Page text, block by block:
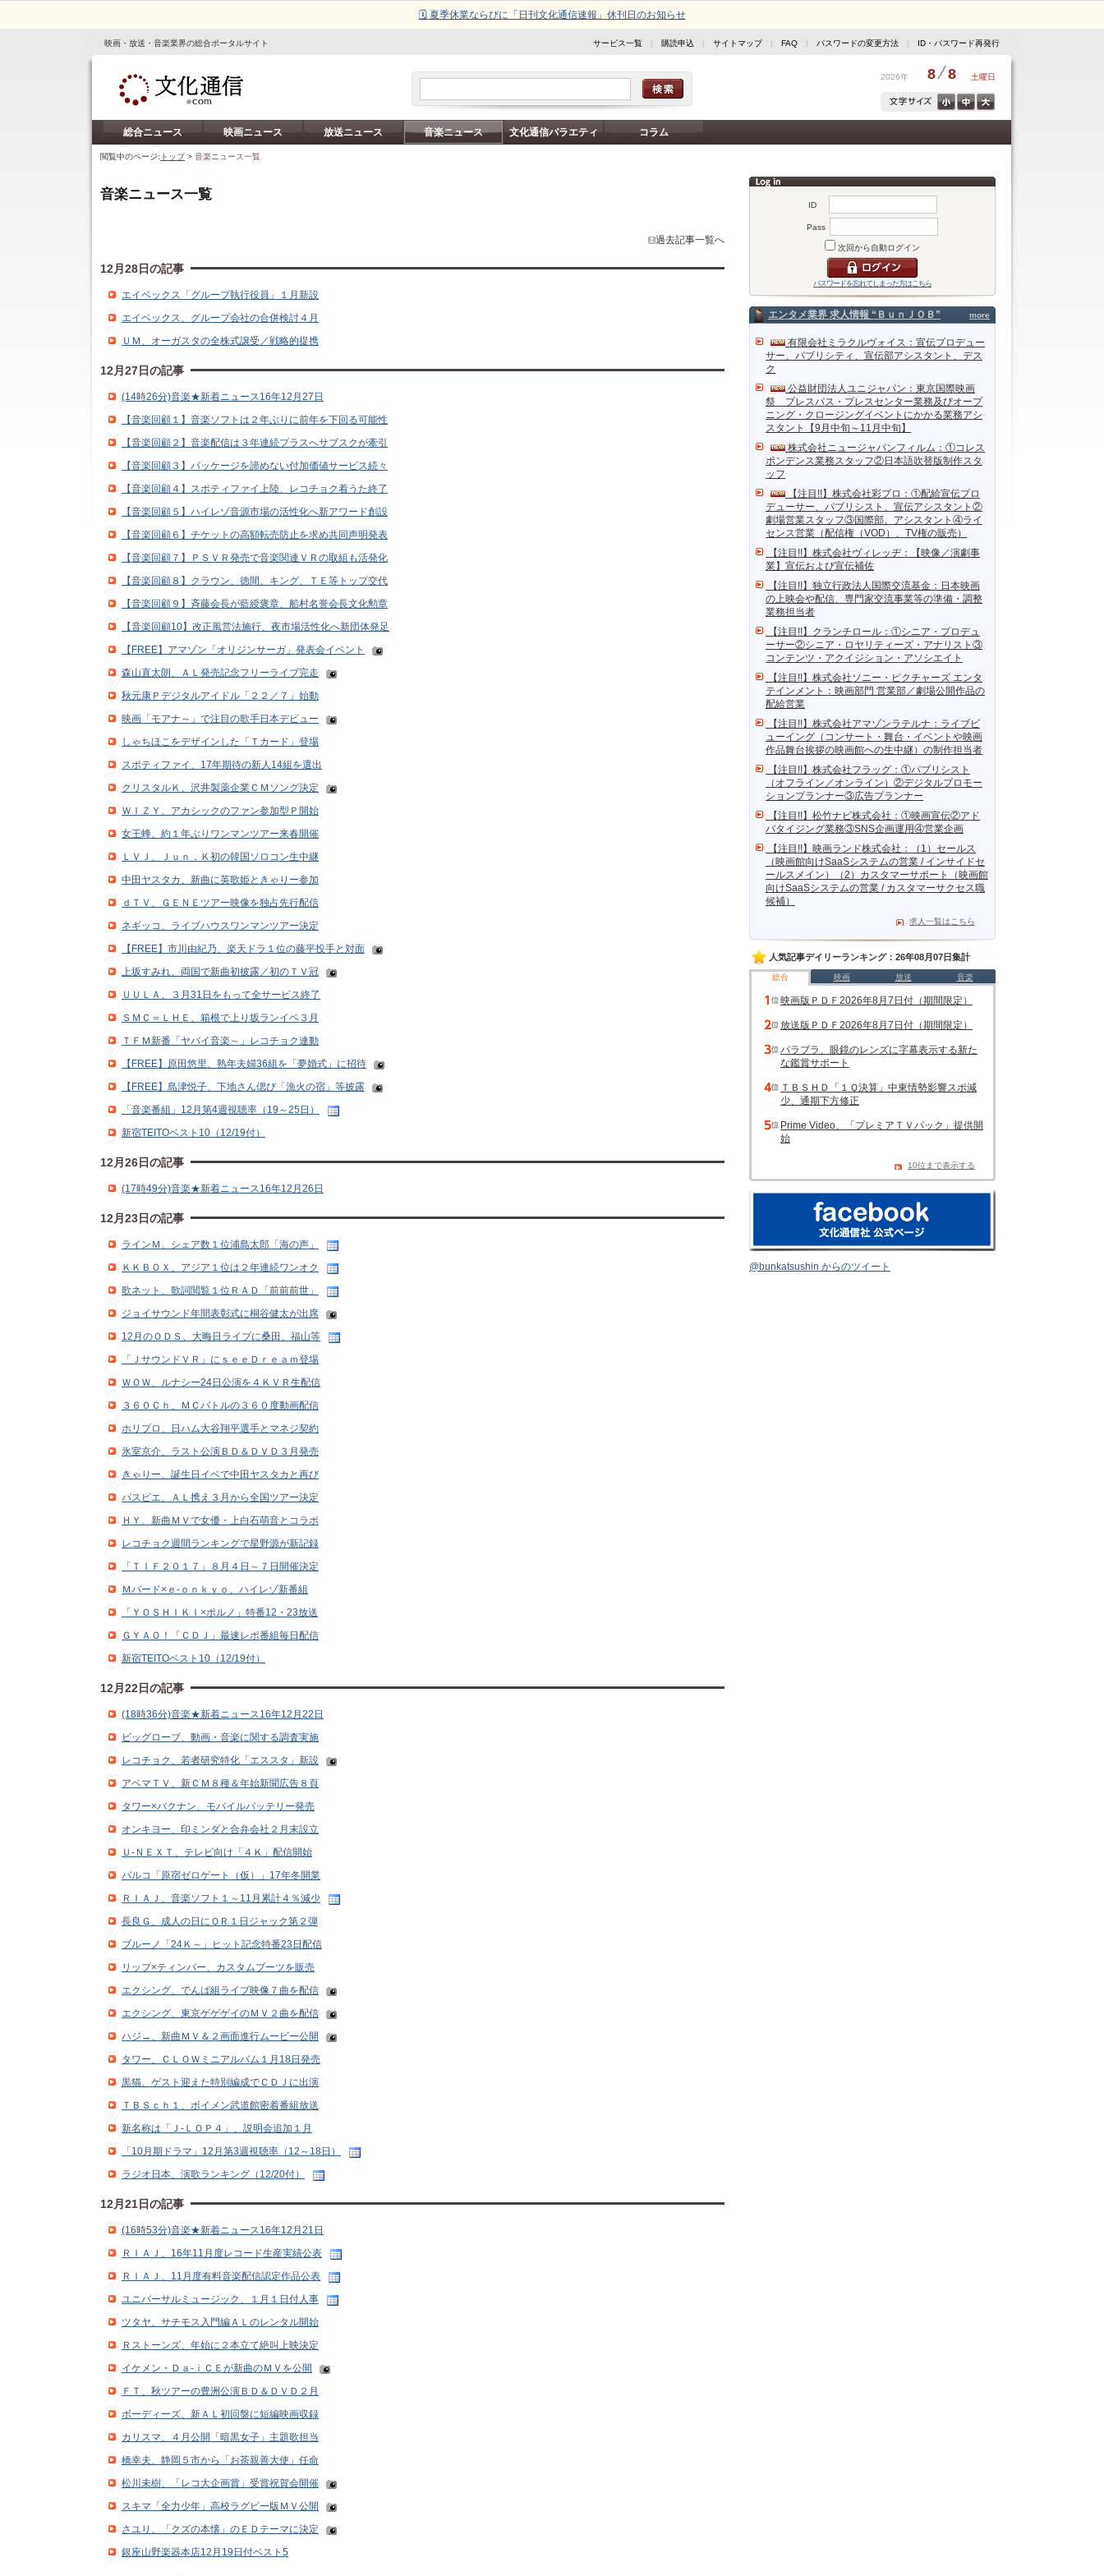
🗓️ 夏季休業ならびに「日刊文化通信速報」休刊日のお知らせ
映画・放送・音楽業界の総合ポータルサイト サービス一覧 | 購読申込 | サイトマップ| FAQ | パスワードの変更方法 | ID・パスワード再発行
2026年 8 8 土曜日
総合ニュース 映画ニュース 放送ニュース 音楽ニュース 文化通信バラエティ コラム
閲覧中のページ: トップ> 音楽ニュース一覧
ID
Pass
次回から自動ログイン
パスワードを忘れてしまった方はこちら
more
エンタメ業界 求人情報 “ＢｕｎＪＯＢ”
有限会社ミラクルヴォイス：宣伝プロデュー
サー、パブリシティ、宣伝部アシスタント、デス
ク
公益財団法人ユニジャパン：東京国際映画
祭 プレスパス・プレスセンター業務及びオープ
ニング・クロージングイベントにかかる業務アシ
スタント【9月中旬～11月中旬】
株式会社ニュージャパンフィルム：①コレス
ポンデンス業務スタッフ②日本語吹替版制作スタ
ッフ
【注目!!】株式会社彩プロ：①配給宣伝プロ
デューサー、パブリシスト、宣伝アシスタント②
劇場営業スタッフ③国際部、アシスタント④ライ
センス営業（配信権（VOD）、TV権の販売）
【注目!!】株式会社ヴィレッヂ：【映像／演劇事
業】宣伝および宣伝補佐
【注目!!】独立行政法人国際交流基金：日本映画
の上映会や配信、専門家交流事業等の準備・調整
業務担当者
【注目!!】クランチロール：①シニア・プロデュ
ーサー②シニア・ロヤリティーズ・アナリスト③
コンテンツ・アクイジション・アソシエイト
【注目!!】株式会社ソニー・ピクチャーズ エンタ
テインメント：映画部門 営業部／劇場公開作品の
配給営業
【注目!!】株式会社アマゾンラテルナ：ライブビ
ューイング（コンサート・舞台・イベントや映画
作品舞台挨拶の映画館への生中継）の制作担当者
【注目!!】株式会社フラッグ：①パブリシスト
（オフライン／オンライン）②デジタルプロモー
ションプランナー③広告プランナー
【注目!!】松竹ナビ株式会社：①映画宣伝②アド
バタイジング業務③SNS企画運用④営業企画
【注目!!】映画ランド株式会社：（1）セールス
（映画館向けSaaSシステムの営業 / インサイドセ
ールスメイン）（2）カスタマーサポート（映画館
向けSaaSシステムの営業 / カスタマーサクセス職
候補）
求人一覧はこちら
人気記事デイリーランキング：26年08月07日集計
総合 映画 放送 音楽
映画版ＰＤＦ2026年8月7日付（期間限定）
放送版ＰＤＦ2026年8月7日付（期間限定）
パラブラ、眼鏡のレンズに字幕表示する新た
な鑑賞サポート
ＴＢＳＨＤ「１Ｑ決算」中東情勢影響スポ減
少、通期下方修正
Prime Video、「プレミアＴＶパック」提供開
始
10位まで表示する
@bunkatsushin からのツイート
音楽ニュース一覧
過去記事一覧へ
12月28日の記事
エイベックス「グループ執行役員」１月新設
エイベックス、グループ会社の合併検討４月
ＵＭ、オーガスタの全株式譲受／戦略的提携
12月27日の記事
(14時26分)音楽★新着ニュース16年12月27日
【音楽回顧１】音楽ソフトは２年ぶりに前年を下回る可能性
【音楽回顧２】音楽配信は３年連続プラスへサブスクが牽引
【音楽回顧３】パッケージを諦めない付加価値サービス続々
【音楽回顧４】スポティファイ上陸、レコチョク着うた終了
【音楽回顧５】ハイレゾ音源市場の活性化へ新アワード創設
【音楽回顧６】チケットの高額転売防止を求め共同声明発表
【音楽回顧７】ＰＳＶＲ発売で音楽関連ＶＲの取組も活発化
【音楽回顧８】クラウン、徳間、キング、ＴＥ等トップ交代
【音楽回顧９】斉藤会長が藍綬褒章、船村名誉会長文化勲章
【音楽回顧10】改正風営法施行、夜市場活性化へ新団体発足
【FREE】アマゾン「オリジンサーガ」発表会イベント
森山直太朗、ＡＬ発売記念フリーライブ完走
秋元康Ｐデジタルアイドル「２２／７」始動
映画「モアナ～」で注目の歌手日本デビュー
しゃちほこをデザインした「Ｔカード」登場
スポティファイ、17年期待の新人14組を選出
クリスタルＫ、沢井製薬企業ＣＭソング決定
ＷＩＺＹ、アカシックのファン参加型Ｐ開始
女王蜂、約１年ぶりワンマンツアー来春開催
ＬＶＪ、Ｊｕｎ．Ｋ初の韓国ソロコン生中継
中田ヤスタカ、新曲に英歌姫ときゃりー参加
ｄＴＶ、ＧＥＮＥツアー映像を独占先行配信
ネギッコ、ライブハウスワンマンツアー決定
【FREE】市川由紀乃、楽天ドラ１位の藤平投手と対面
上坂すみれ、両国で新曲初披露／初のＴＶ冠
ＵＵＬＡ、３月31日をもって全サービス終了
ＳＭＣ＝ＬＨＥ、箱根で上り坂ランイベ３月
ＴＦＭ新番「ヤバイ音楽～」レコチョク連動
【FREE】原田悠里、熟年夫婦36組を「夢婚式」に招待
【FREE】島津悦子、下地さん偲び「漁火の宿」等披露
「音楽番組」12月第4週視聴率（19～25日）
新宿TEITOベスト10（12/19付）
12月26日の記事
(17時49分)音楽★新着ニュース16年12月26日
12月23日の記事
ラインＭ、シェア数１位浦島太郎「海の声」
ＫＫＢＯＸ、アジア１位は２年連続ワンオク
歌ネット、歌詞閲覧１位ＲＡＤ「前前前世」
ジョイサウンド年間表彰式に桐谷健太が出席
12月のＯＤＳ、大晦日ライブに桑田、福山等
「ＪサウンドＶＲ」にｓｅｅＤｒｅａｍ登場
ＷＯＷ、ルナシー24日公演を４ＫＶＲ生配信
３６０Ｃｈ、ＭＣバトルの３６０度動画配信
ホリプロ、日ハム大谷翔平選手とマネジ契約
氷室京介、ラスト公演ＢＤ＆ＤＶＤ３月発売
きゃりー、誕生日イベで中田ヤスタカと再び
パスピエ、ＡＬ携え３月から全国ツアー決定
ＨＹ、新曲ＭＶで女優・上白石萌音とコラボ
レコチョク週間ランキングで星野源が新記録
「ＴＩＦ２０１７」８月４日～７日開催決定
Ｍバード×ｅ‐ｏｎｋｙｏ、ハイレゾ新番組
「ＹＯＳＨＩＫＩ×ポルノ」特番12・23放送
ＧＹＡＯ！「ＣＤＪ」最速レポ番組毎日配信
新宿TEITOベスト10（12/19付）
12月22日の記事
(18時36分)音楽★新着ニュース16年12月22日
ビッグローブ、動画・音楽に関する調査実施
レコチョク、若者研究特化「エススタ」新設
アベマＴＶ、新ＣＭ８種＆年始新聞広告８頁
タワー×バクナン、モバイルバッテリー発売
オンキヨー、印ミンダと合弁会社２月末設立
Ｕ‐ＮＥＸＴ、テレビ向け「４Ｋ」配信開始
パルコ「原宿ゼロゲート（仮）」17年冬開業
ＲＩＡＪ、音楽ソフト１～11月累計４％減少
長良Ｇ、成人の日にＱＲ１日ジャック第２弾
ブルーノ「24Ｋ～」ヒット記念特番23日配信
リップ×ティンバー、カスタムブーツを販売
エクシング、でんぱ組ライブ映像７曲を配信
エクシング、東京ゲゲゲイのＭＶ２曲を配信
ハジ→、新曲ＭＶ＆２画面進行ムービー公開
タワー、ＣＬＯＷミニアルバム１月18日発売
黒猫、ゲスト迎えた特別編成でＣＤＪに出演
ＴＢＳｃｈ１、ボイメン武道館密着番組放送
新名称は「Ｊ‐ＬＯＰ４」、説明会追加１月
「10月期ドラマ」12月第3週視聴率（12～18日）
ラジオ日本、演歌ランキング（12/20付）
12月21日の記事
(16時53分)音楽★新着ニュース16年12月21日
ＲＩＡＪ、16年11月度レコード生産実績公表
ＲＩＡＪ、11月度有料音楽配信認定作品公表
ユニバーサルミュージック、１月１日付人事
ツタヤ、サチモス入門編ＡＬのレンタル開始
Ｒストーンズ、年始に２本立て絶叫上映決定
イケメン・Ｄａ‐ｉＣＥが新曲のＭＶを公開
ＦＴ、秋ツアーの豊洲公演ＢＤ＆ＤＶＤ２月
ボーディーズ、新ＡＬ初回盤に短編映画収録
カリスマ、４月公開「暗黒女子」主題歌担当
橋幸夫、静岡５市から「お茶親善大使」任命
松川未樹、「レコ大企画賞」受賞祝賀会開催
スキマ「全力少年」高校ラグビー版ＭＶ公開
さユり、「クズの本懐」のＥＤテーマに決定
銀座山野楽器本店12月19日付ベスト5